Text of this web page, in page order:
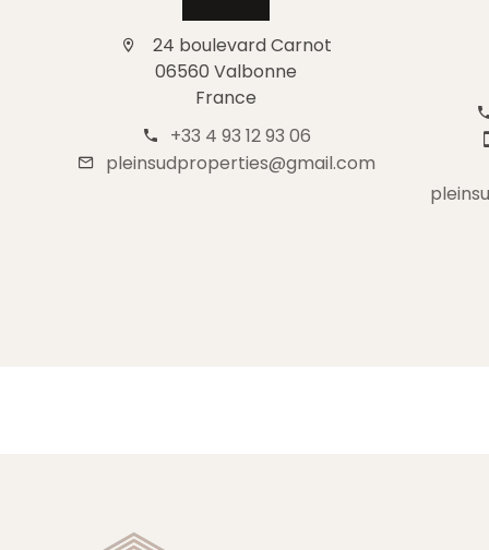
24 boulevard Carnot
06560 Valbonne
France
+33 4 93 12 93 06
pleinsudproperties@gmail.com